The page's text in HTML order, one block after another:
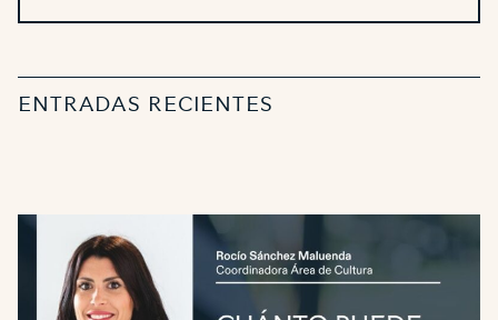
ENTRADAS RECIENTES